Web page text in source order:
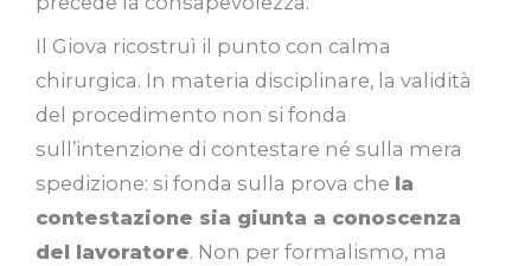
Il Giova ricostruì il punto con calma
chirurgica. In materia disciplinare, la validità
del procedimento non si fonda
sull’intenzione di contestare né sulla mera
spedizione: si fonda sulla prova che la
contestazione sia giunta a conoscenza
del lavoratore. Non per formalismo, ma